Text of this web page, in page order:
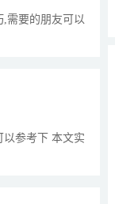
,需要的朋友可以
以参考下 本文实